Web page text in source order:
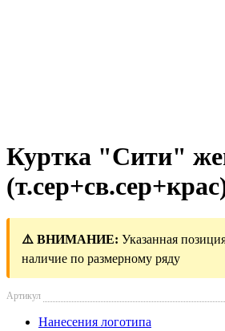
Куртка "Сити"
⚠️ ВНИМАНИЕ: Указанная
наличие по размерному ряду
Артикул
Нанесения логотипа